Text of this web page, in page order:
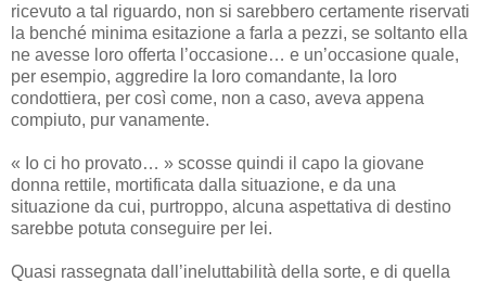
ricevuto a tal riguardo, non si sarebbero certamente riservati
la benché minima esitazione a farla a pezzi, se soltanto ella
ne avesse loro offerta l’occasione… e un’occasione quale,
per esempio, aggredire la loro comandante, la loro
condottiera, per così come, non a caso, aveva appena
compiuto, pur vanamente.
« Io ci ho provato… » scosse quindi il capo la giovane
donna rettile, mortificata dalla situazione, e da una
situazione da cui, purtroppo, alcuna aspettativa di destino
sarebbe potuta conseguire per lei.
Quasi rassegnata dall’ineluttabilità della sorte, e di quella